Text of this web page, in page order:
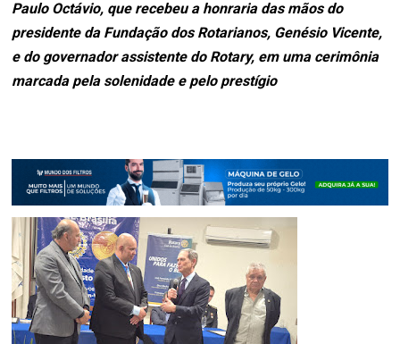
Paulo Octávio, que recebeu a honraria das mãos do
presidente da Fundação dos Rotarianos, Genésio Vicente,
e do governador assistente do Rotary, em uma cerimônia
marcada pela solenidade e pelo prestígio